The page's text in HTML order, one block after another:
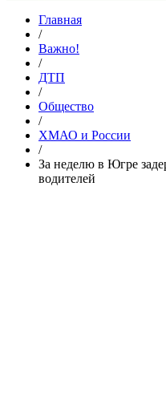
Главная
/
Важно!
/
ДТП
/
Общество
/
ХМАО и России
/
За неделю в Югре
водителей